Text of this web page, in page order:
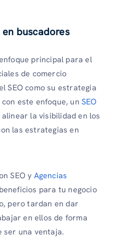
buscadores
principal para el
de comercio
SEO como su estrategia
este enfoque, un SEO
alinear la visibilidad en los
las estrategias en
SEO y Agencias
para tu negocio
pero tardan en dar
en ellos de forma
ser una ventaja.